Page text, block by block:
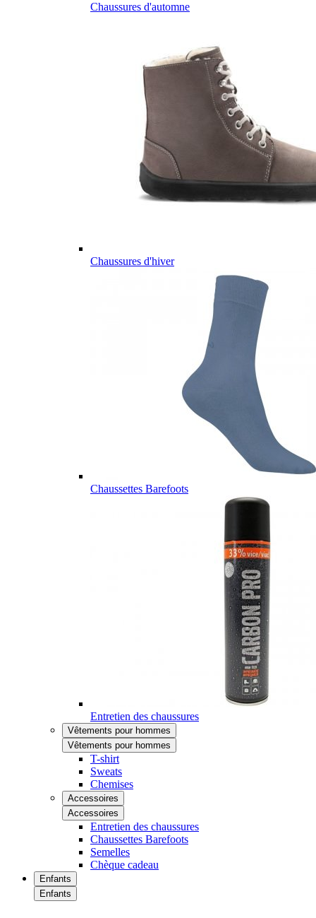
Chaussures d'automne
Chaussures d'hiver
Chaussettes Barefoots
Entretien des chaussures
Vêtements pour hommes
Vêtements pour hommes
T-shirt
Sweats
Chemises
Accessoires
Accessoires
Entretien des chaussures
Chaussettes Barefoots
Semelles
Chèque cadeau
Enfants
Enfants